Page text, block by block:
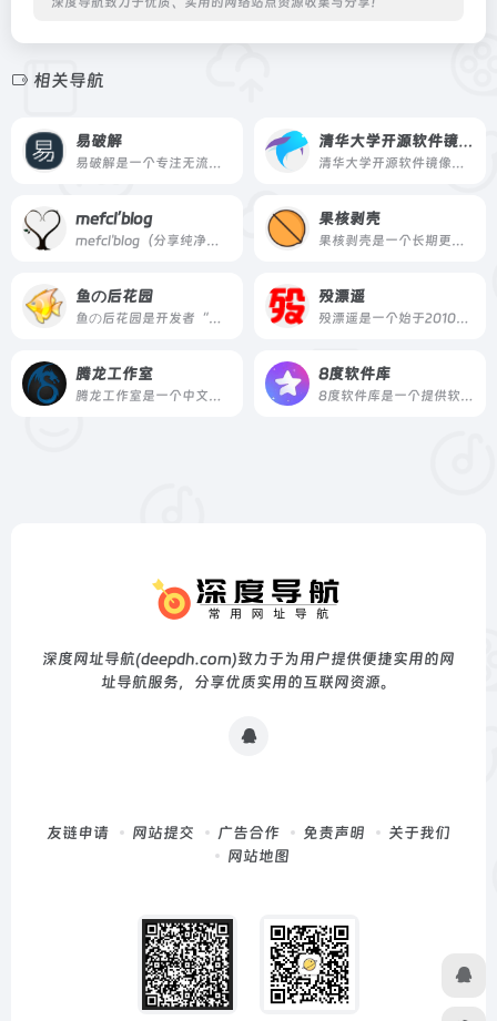
相关导航
易破解 清华大学开源软件镜像站
mefcl’blog 果核剥壳
鱼の后花园 殁漂遥
腾龙工作室 8度软件库
深度网址导航(deepdh.com)致力于为用户提供便捷实用的网
址导航服务，分享优质实用的互联网资源。
友链申请 网站提交 广告合作 免责声明
关于我们
网站地图